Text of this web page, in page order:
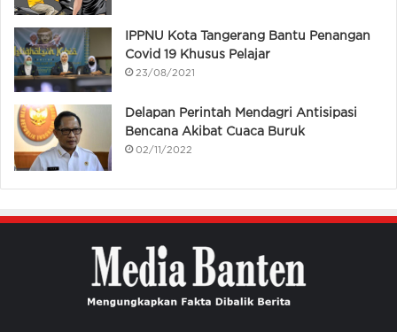
IPPNU Kota Tangerang Bantu Penangan
Covid 19 Khusus Pelajar
23/08/2021
Delapan Perintah Mendagri Antisipasi
Bencana Akibat Cuaca Buruk
02/11/2022